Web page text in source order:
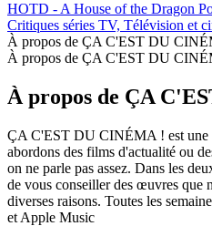
HOTD - A House of the Dragon
Critiques séries TV, Télévision et
À propos de ÇA C'EST DU
À propos de ÇA C'EST DU
À propos de ÇA
ÇA C'EST DU CINÉMA ! est une
abordons des films d'actualité ou
on ne parle pas assez. Dans les
de vous conseiller des œuvres que
diverses raisons. Toutes les
et Apple Music